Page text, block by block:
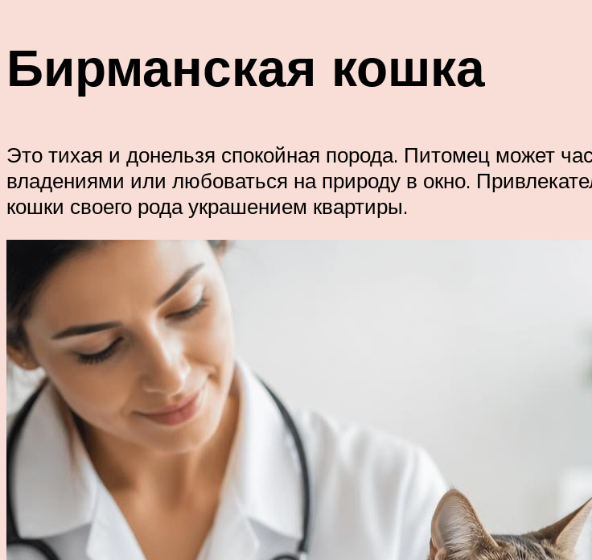
Бирманская кошка
Это тихая и донельзя спокойная порода. Питомец может
владениями или любоваться на природу в окно.
кошки своего рода украшением квартиры.